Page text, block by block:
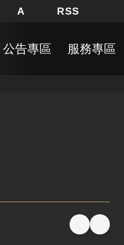
A 局長信箱
RSS
公告專區 服務專區